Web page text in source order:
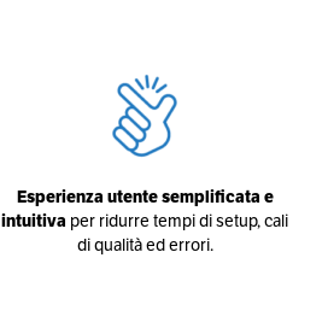
Esperienza utente semplificata e
intuitiva per ridurre tempi di setup, cali
di qualità ed errori.